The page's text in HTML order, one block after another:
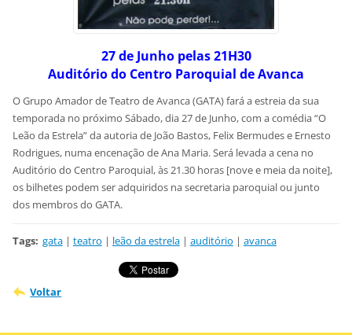
27 de Junho pelas 21H30
Auditório do Centro Paroquial de Avanca
O Grupo Amador de Teatro de Avanca (GATA) fará a estreia da sua
temporada no próximo Sábado, dia 27 de Junho, com a comédia “O
Leão da Estrela” da autoria de João Bastos, Felix Bermudes e Ernesto
Rodrigues, numa encenação de Ana Maria. Será levada a cena no
Auditório do Centro Paroquial, às 21.30 horas [nove e meia da noite],
os bilhetes podem ser adquiridos na secretaria paroquial ou junto
dos membros do GATA.
Tags: gata | teatro | leão da estrela | auditório | avanca
Voltar